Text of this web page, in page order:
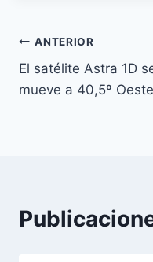
Navegación
de
ANTERIOR
El satélite Astra 1D
mueve a 40,5º Oeste